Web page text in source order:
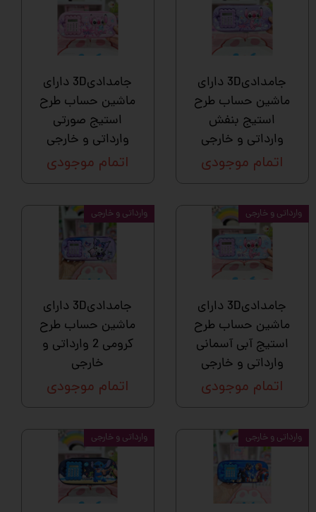
جامدادی3D دارای
ماشین حساب طرح
استیج بنفش
وارداتی و خارجی
اتمام موجودی
جامدادی3D دارای
ماشین حساب طرح
استیج صورتی
وارداتی و خارجی
اتمام موجودی
جامدادی3D دارای
ماشین حساب طرح
استیج آبی آسمانی
وارداتی و خارجی
اتمام موجودی
وارداتی و خارجی
جامدادی3D دارای
ماشین حساب طرح
کرومی 2 وارداتی و
خارجی
اتمام موجودی
وارداتی و خارجی
وارداتی و خارجی وارداتی و خارجی